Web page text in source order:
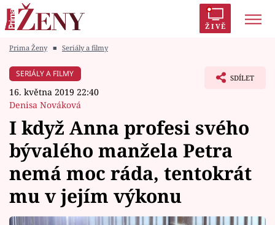
ŽIVĚ
Módní alarm
Témata
Celebrity
Vztahy
Prima Ženy ■ Seriály a filmy
SERIÁLY A FILMY
16. května 2019 22:40
Denisa Nováková
SDÍLET
I když Anna profesi svého
bývalého manžela Petra
nemá moc ráda, tentokrát
mu v jejím výkonu